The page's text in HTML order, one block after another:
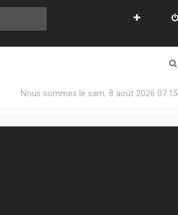
Nous sommes le sam. 8 août 2026 07:15